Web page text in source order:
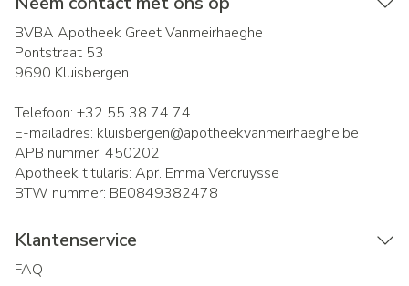
BVBA Apotheek Greet Vanmeirhaeghe
Pontstraat 53
9690 Kluisbergen
Telefoon: +32 55 38 74 74
E-mailadres: kluisbergen@apotheekvanmeirhaeghe.be
APB nummer: 450202
Apotheek titularis: Apr. Emma Vercruysse
BTW nummer: BE0849382478
Klantenservice
FAQ